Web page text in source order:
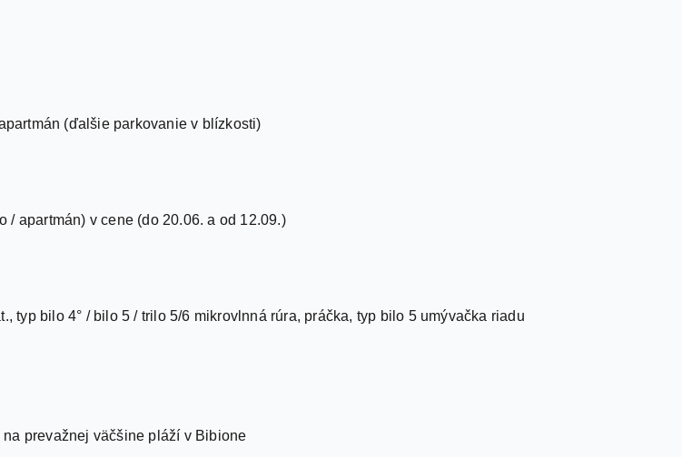
(ďalšie parkovanie v blízkosti)
apartmán) v cene (do 20.06. a od 12.09.)
typ bilo 4° / bilo 5 / trilo 5/6 mikrovlnná rúra, práčka, typ bilo 5 umývačka riadu
prevažnej väčšine pláží v Bibione